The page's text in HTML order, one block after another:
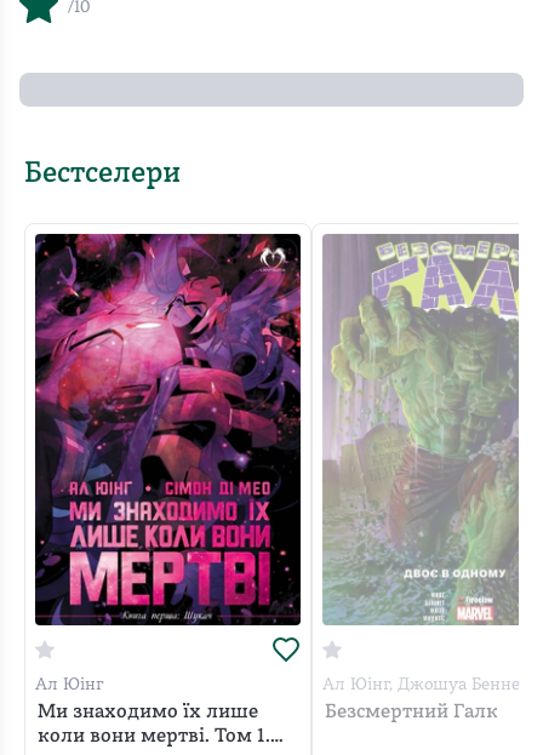
/10
Бестселери
Ал Юінг
Ми знаходимо їх лише
коли вони мертві. Том 1.
Ал Юінг, Джошуа Беннет,
Маунтс, Руї Жозе
Безсмертний Галк